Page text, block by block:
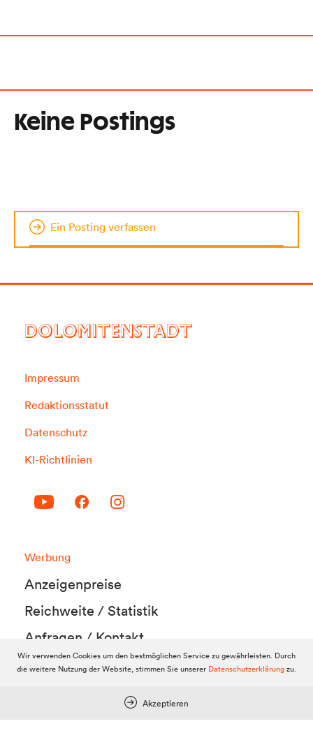
Keine Postings
Ein Posting verfassen
DOLOMITENSTADT
Impressum
Redaktionsstatut
Datenschutz
KI-Richtlinien
Werbung
Anzeigenpreise
Reichweite / Statistik
Anfragen / Kontakt
Wir verwenden Cookies um den bestmöglichen Service zu gewährleisten. Durch
die weitere Nutzung der Website, stimmen Sie unserer Datenschutzerklärungzu.
Akzeptieren